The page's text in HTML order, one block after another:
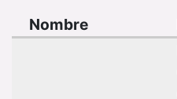
Nombre